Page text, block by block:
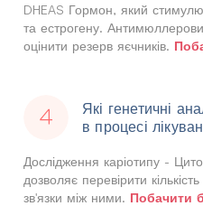
DHEAS Гормон, який
та естрогену.
оцінити резерв яєчників.
Які генетичні
в процесі
Дослідження каріотипу -
дозволяє перевірити
зв'язки між ними. Побачити